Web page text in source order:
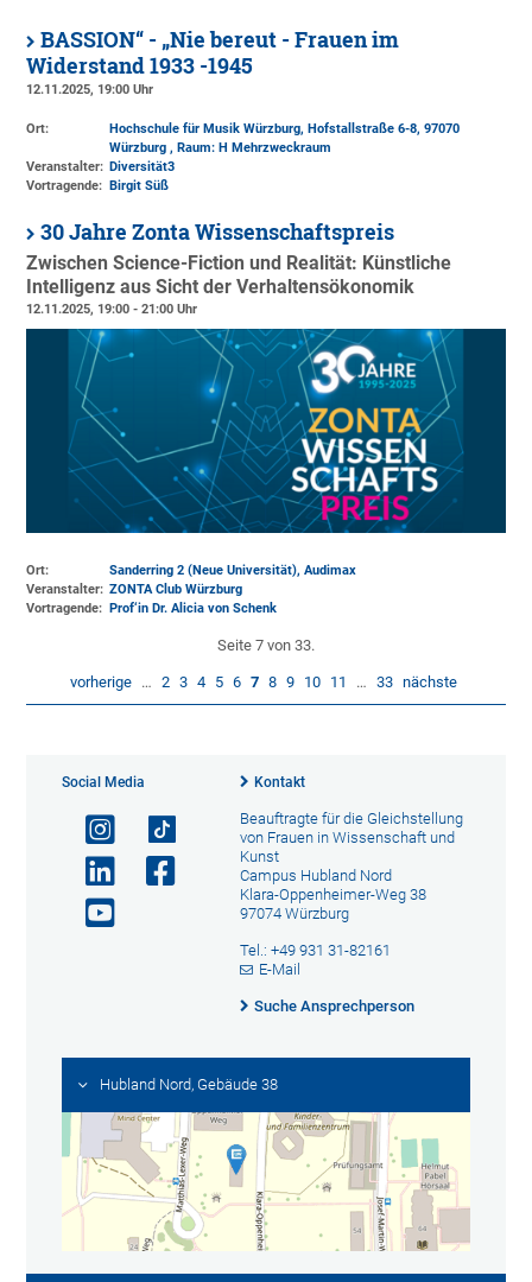
BASSION“ - „Nie bereut - Frauen im
Widerstand 1933 -1945
12.11.2025, 19:00 Uhr
Ort:
Hochschule für Musik Würzburg, Hofstallstraße 6-8, 97070
Würzburg , Raum: H Mehrzweckraum
Veranstalter: Diversität3
Vortragende:
Birgit Süß
30 Jahre Zonta Wissenschaftspreis
Zwischen Science-Fiction und Realität: Künstliche
Intelligenz aus Sicht der Verhaltensökonomik
12.11.2025, 19:00 - 21:00 Uhr
Ort: Sanderring 2 (Neue Universität), Audimax
Veranstalter: ZONTA Club Würzburg
Vortragende: Prof‘in Dr. Alicia von Schenk
Seite 7 von 33.
vorherige … 2 3 4 5 6 7 8 9 10 11 … 33 nächste
Social Media Kontakt
Beauftragte für die Gleichstellung
von Frauen in Wissenschaft und
Kunst
Campus Hubland Nord
Klara-Oppenheimer-Weg 38
97074 Würzburg
Tel.: +49 931 31-82161
E-Mail
Suche Ansprechperson
Hubland Nord, Gebäude 38